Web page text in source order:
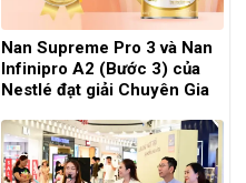
Nan Supreme Pro 3 và Nan
Infinipro A2 (Bước 3) của
Nestlé đạt giải Chuyên Gia
Sáng Tạo Nổi Bật